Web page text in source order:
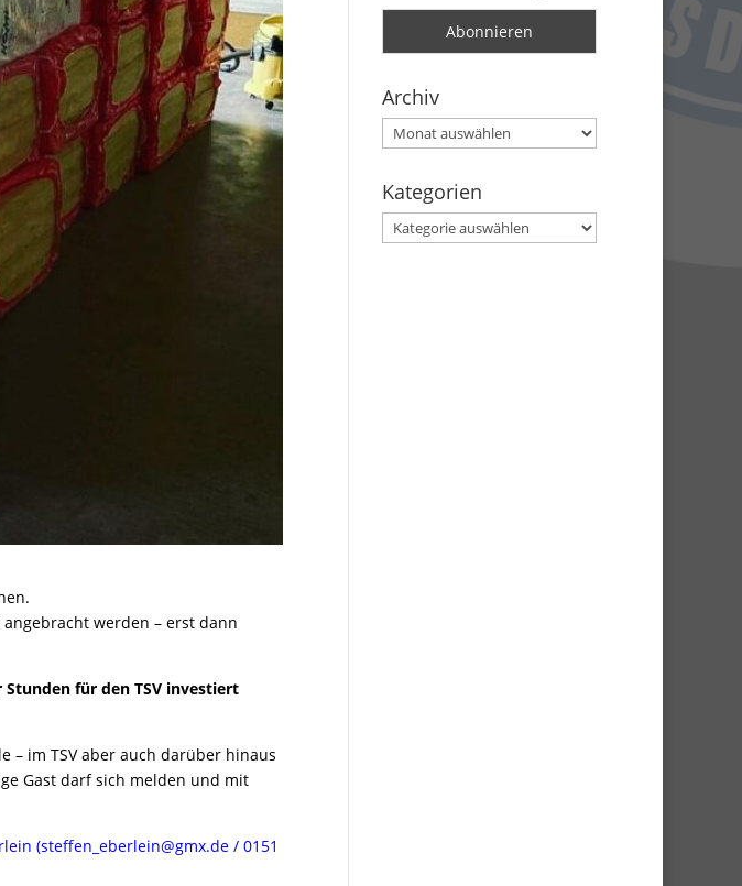
werden – erst dann
für den TSV investiert
– im TSV aber auch darüber hinaus
Gast darf sich melden und mit
(steffen_eberlein@gmx.de / 0151
Archiv
Archiv
Kategorien
Kategorien